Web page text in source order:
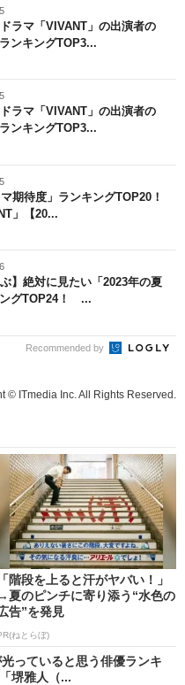
ドラマ「VIVANT」の出演者の
ンキングTOP3...
ドラマ「VIVANT」の出演者の
ンキングTOP3...
マ期待度」ランキングTOP20！
」【20...
ぶ】絶対に見たい「2023年の夏
ングTOP24！ ...
Recommended by
© ITmedia Inc. All Rights Reserved.
「階段を上ると汗がヤバい！」
夏のピンチに寄り添う“水色の
告”を発見
ねとらぼ)
光っていると思う俳優ランキ
堺雅人（...